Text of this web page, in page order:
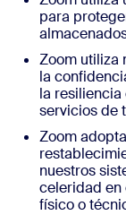
para
Zoom utiliza
la
la resiliencia
servicios de
Zoom
nuestros
celeridad en
físico o